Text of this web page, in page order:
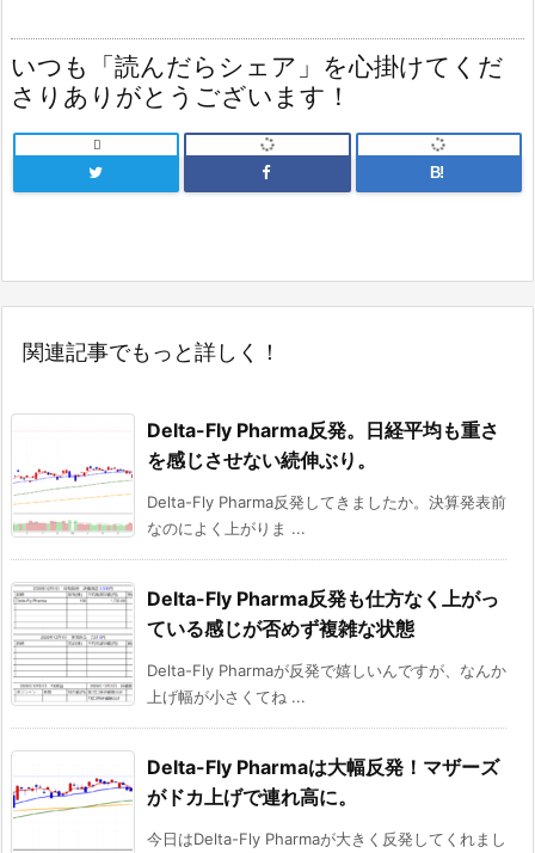
いつも「読んだらシェア」を心掛けてくだ
さりありがとうございます！

B!
関連記事でもっと詳しく！
Delta-Fly Pharma反発。日経平均も重さ
を感じさせない続伸ぶり。
Delta-Fly Pharma反発してきましたか。決算発表前
なのによく上がりま ...
Delta-Fly Pharma反発も仕方なく上がっ
ている感じが否めず複雑な状態
Delta-Fly Pharmaが反発で嬉しいんですが、なんか
上げ幅が小さくてね ...
Delta-Fly Pharmaは大幅反発！マザーズ
がドカ上げで連れ高に。
今日はDelta-Fly Pharmaが大きく反発してくれまし